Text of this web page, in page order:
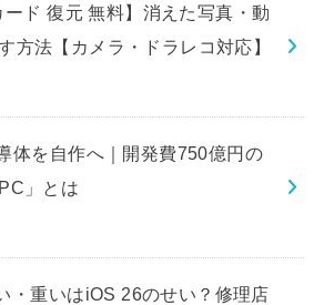
ード 復元 無料】消えた写真・動
方法【カメラ・ドラレコ対応】
体を自作へ｜開発費750億円の
」とは
・重いはiOS 26のせい？修理店